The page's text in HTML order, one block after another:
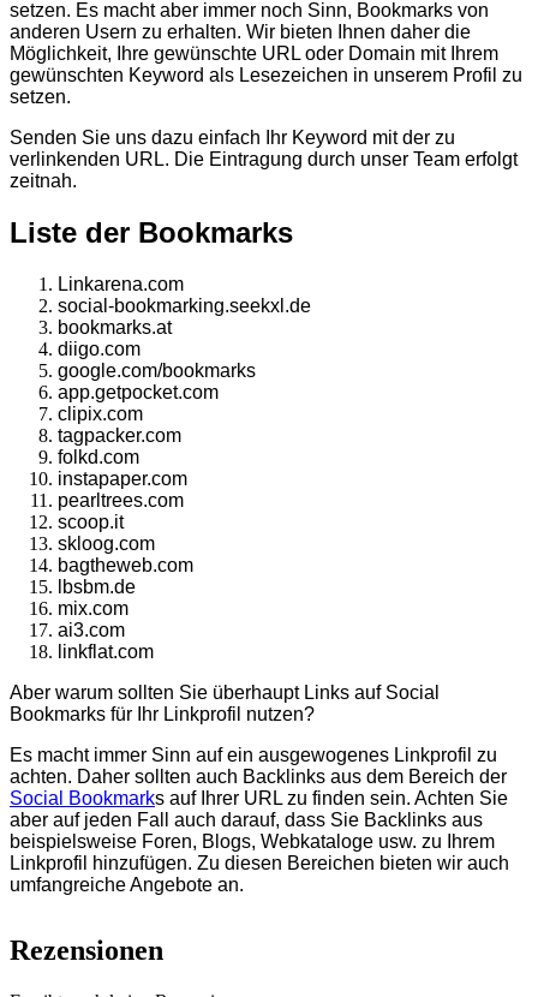
setzen. Es macht aber immer noch Sinn, Bookmarks von
anderen Usern zu erhalten. Wir bieten Ihnen daher die
Möglichkeit, Ihre gewünschte URL oder Domain mit Ihrem
gewünschten Keyword als Lesezeichen in unserem Profil zu
setzen.
Senden Sie uns dazu einfach Ihr Keyword mit der zu
verlinkenden URL. Die Eintragung durch unser Team erfolgt
zeitnah.
Liste der Bookmarks
Linkarena.com
social-bookmarking.seekxl.de
bookmarks.at
diigo.com
google.com/bookmarks
app.getpocket.com
clipix.com
tagpacker.com
folkd.com
instapaper.com
pearltrees.com
scoop.it
skloog.com
bagtheweb.com
lbsbm.de
mix.com
ai3.com
linkflat.com
Aber warum sollten Sie überhaupt Links auf Social
Bookmarks für Ihr Linkprofil nutzen?
Es macht immer Sinn auf ein ausgewogenes Linkprofil zu
achten. Daher sollten auch Backlinks aus dem Bereich der
Social Bookmarks auf Ihrer URL zu finden sein. Achten Sie
aber auf jeden Fall auch darauf, dass Sie Backlinks aus
beispielsweise Foren, Blogs, Webkataloge usw. zu Ihrem
Linkprofil hinzufügen. Zu diesen Bereichen bieten wir auch
umfangreiche Angebote an.
Rezensionen